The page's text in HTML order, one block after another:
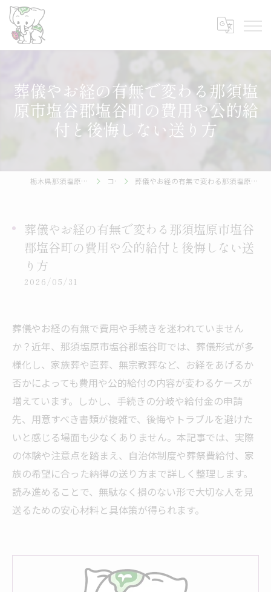
葬儀やお経の有無で変わる那須塩
原市塩谷郡塩谷町の費用や公的給
付と後悔しない送り方
栃木県那須塩原市の葬儀なら帝都株式会社 コラム 葬儀やお経の有無で変わる那須塩原市塩谷郡塩谷町の費用や公的給付と後悔しない送り方
葬儀やお経の有無で変わる那須塩原市塩谷
郡塩谷町の費用や公的給付と後悔しない送
り方
2026/05/31
葬儀やお経の有無で費用や手続きを迷われていません
か？近年、那須塩原市塩谷郡塩谷町では、葬儀形式が多
様化し、家族葬や直葬、無宗教葬など、お経をあげるか
否かによっても費用や公的給付の内容が変わるケースが
増えています。しかし、手続きの分岐や給付金の申請
先、用意すべき書類が複雑で、後悔やトラブルを避けた
いと感じる場面も少なくありません。本記事では、実際
の体験や注意点を踏まえ、自治体制度や葬祭費給付、家
族の希望に合った納得の送り方まで詳しく整理します。
読み進めることで、無駄なく損のない形で大切な人を見
送るための安心材料と具体策が得られます。